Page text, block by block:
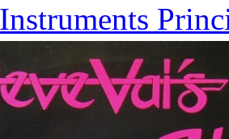
Instruments